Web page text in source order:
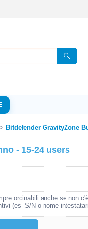
e la password e poi
"Accedi"
utente:
la password?
Bitdefender GravityZone
- 15-24 users
ordinabili anche se non
(es. S/N o nome